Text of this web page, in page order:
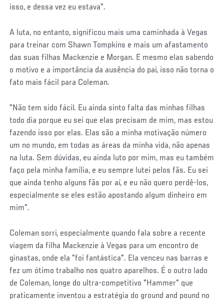
isso, e dessa vez eu estava".
A luta, no entanto, significou mais uma caminhada à Vegas
para treinar com Shawn Tompkins e mais um afastamento
das suas filhas Mackenzie e Morgan. E mesmo elas sabendo
o motivo e a importância da ausência do pai, isso não torna o
fato mais fácil para Coleman.
"Não tem sido fácil. Eu ainda sinto falta das minhas filhas
todo dia porque eu sei que elas precisam de mim, mas estou
fazendo isso por elas. Elas são a minha motivação número
um no mundo, em todas as áreas da minha vida, não apenas
na luta. Sem dúvidas, eu ainda luto por mim, mas eu também
faço pela minha família, e eu sempre lutei pelos fãs. Eu sei
que ainda tenho alguns fãs por aí, e eu não quero perdê-los,
especialmente se eles estão apostando algum dinheiro em
mim".
Coleman sorri, especialmente quando fala sobre a recente
viagem da filha Mackenzie à Vegas para um encontro de
ginastas, onde ela "foi fantástica". Ela venceu nas barras e
fez um ótimo trabalho nos quatro aparelhos. É o outro lado
de Coleman, longe do ultra-competitivo "Hammer" que
praticamente inventou a estratégia do ground and pound no